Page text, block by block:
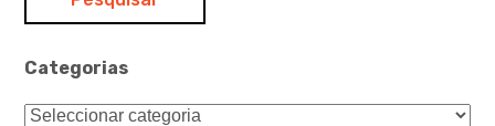
Categorias
Categorias